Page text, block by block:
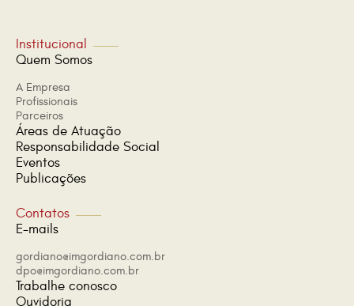
Institucional
Quem Somos
A Empresa
Profissionais
Parceiros
Áreas de Atuação
Responsabilidade Social
Eventos
Publicações
Contatos
E-mails
gordiano@imgordiano.com.br
dpo@imgordiano.com.br
Trabalhe conosco
Ouvidoria